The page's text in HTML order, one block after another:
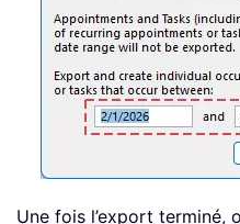
Une fois l’export terminé,